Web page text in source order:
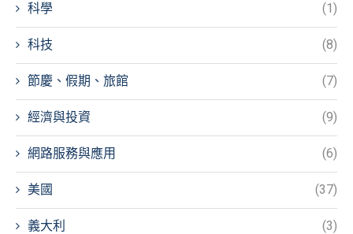
科學 (1)
科技 (8)
節慶、假期、旅館 (7)
經濟與投資 (9)
網路服務與應用 (6)
美國 (37)
義大利 (3)